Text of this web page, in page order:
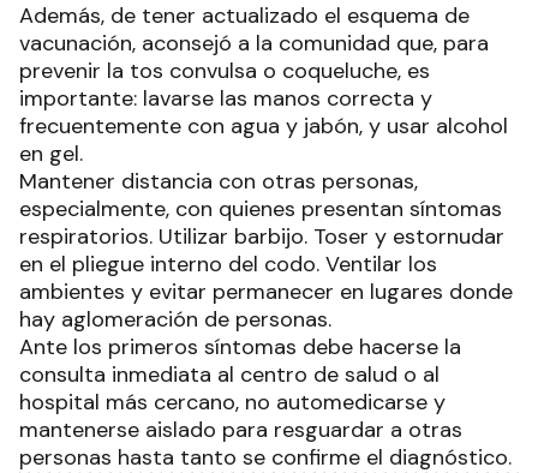
Además, de tener actualizado el esquema de
vacunación, aconsejó a la comunidad que, para
prevenir la tos convulsa o coqueluche, es
importante: lavarse las manos correcta y
frecuentemente con agua y jabón, y usar alcohol
en gel.
Mantener distancia con otras personas,
especialmente, con quienes presentan síntomas
respiratorios. Utilizar barbijo. Toser y estornudar
en el pliegue interno del codo. Ventilar los
ambientes y evitar permanecer en lugares donde
hay aglomeración de personas.
Ante los primeros síntomas debe hacerse la
consulta inmediata al centro de salud o al
hospital más cercano, no automedicarse y
mantenerse aislado para resguardar a otras
personas hasta tanto se confirme el diagnóstico.